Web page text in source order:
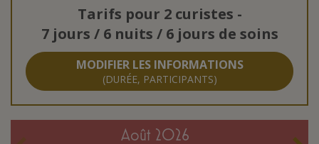
Tarifs pour 2 curistes -
7 jours / 6 nuits / 6 jours de soins
MODIFIER LES INFORMATIONS
(DURÉE, PARTICIPANTS)
août 2026